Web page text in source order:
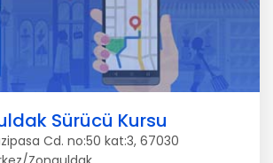
Sürücü Kursu
Cd. no:50 kat:3, 67030